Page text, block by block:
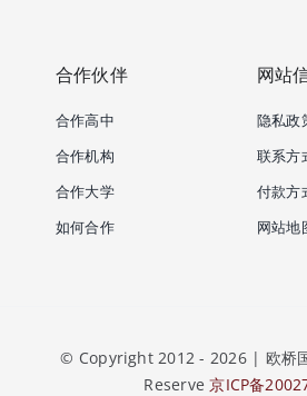
合作伙伴
合作高中
合作机构
合作大学
如何合作
网站
隐私政
联系方
付款方
网站地
© Copyright 2012 - 2026 | 欧桥
Reserve京ICP备